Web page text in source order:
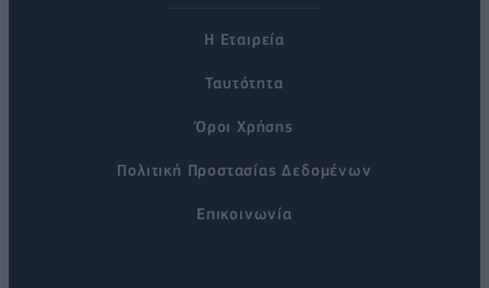
Η Εταιρεία
Ταυτότητα
Όροι Χρήσης
Πολιτική Προστασίας Δεδομένων
Επικοινωνία